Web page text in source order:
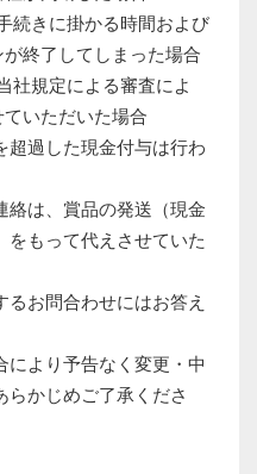
続きに掛かる時間および
終了してしまった場合
社規定による審査によ
いただいた場合
超過した現金付与は行わ
絡は、賞品の発送（現金
もって代えさせていた
お問合わせにはお答え
より予告なく変更・中
らかじめご了承くださ